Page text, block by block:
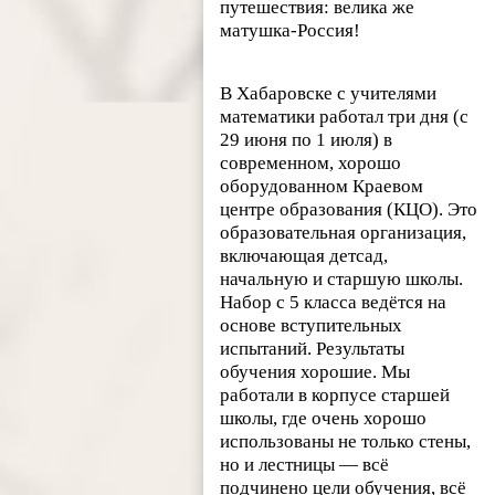
путешествия: велика же
матушка-Россия!
В Хабаровске с учителями
математики работал три дня (с
29 июня по 1 июля) в
современном, хорошо
оборудованном Краевом
центре образования (КЦО). Это
образовательная организация,
включающая детсад,
начальную и старшую школы.
Набор с 5 класса ведётся на
основе вступительных
испытаний. Результаты
обучения хорошие. Мы
работали в корпусе старшей
школы, где очень хорошо
использованы не только стены,
но и лестницы — всё
подчинено цели обучения, всё